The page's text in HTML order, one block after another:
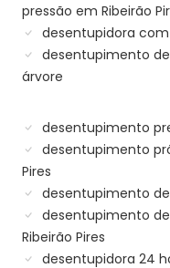
pressão em Ribeirão
desentupidora
desentupimento
árvore
desentupimento
desentupimento
Pires
desentupimento
desentupimento
Ribeirão Pires
desentupidora 24